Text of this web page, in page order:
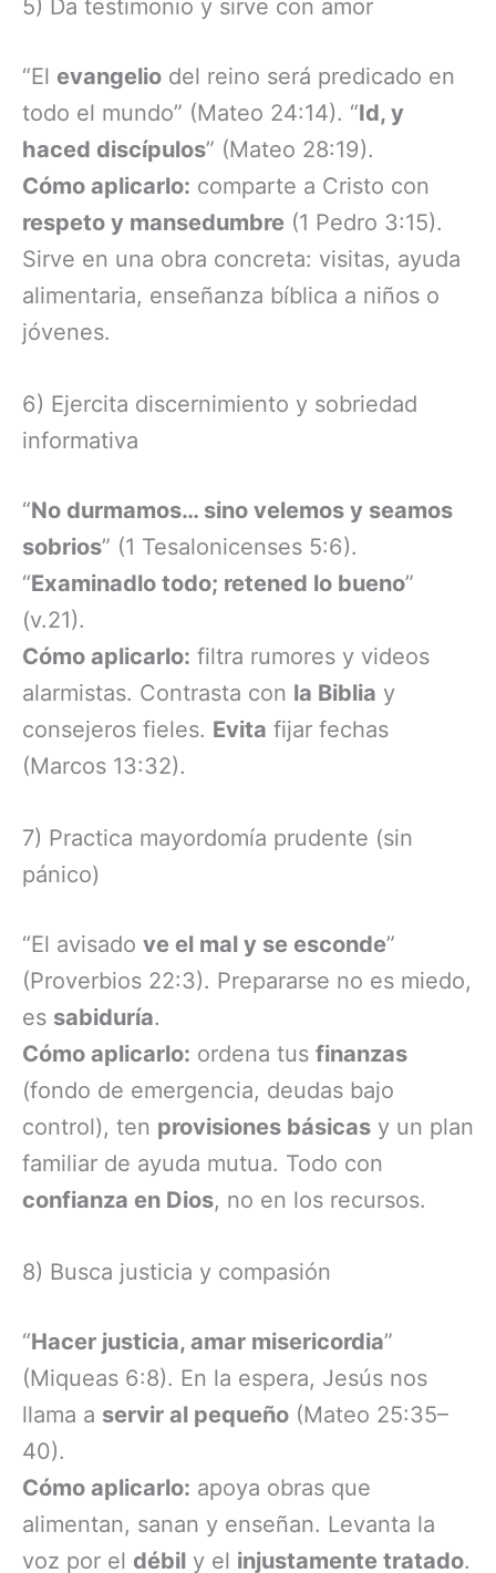
5) Da testimonio y sirve con amor
“El evangelio del reino será predicado en
todo el mundo” (Mateo 24:14). “Id, y
haced discípulos” (Mateo 28:19).
Cómo aplicarlo: comparte a Cristo con
respeto y mansedumbre (1 Pedro 3:15).
Sirve en una obra concreta: visitas, ayuda
alimentaria, enseñanza bíblica a niños o
jóvenes.
6) Ejercita discernimiento y sobriedad
informativa
“No durmamos… sino velemos y seamos
sobrios” (1 Tesalonicenses 5:6).
“Examinadlo todo; retened lo bueno”
(v.21).
Cómo aplicarlo: filtra rumores y videos
alarmistas. Contrasta con la Biblia y
consejeros fieles. Evita fijar fechas
(Marcos 13:32).
7) Practica mayordomía prudente (sin
pánico)
“El avisado ve el mal y se esconde”
(Proverbios 22:3). Prepararse no es miedo,
es sabiduría.
Cómo aplicarlo: ordena tus finanzas
(fondo de emergencia, deudas bajo
control), ten provisiones básicas y un plan
familiar de ayuda mutua. Todo con
confianza en Dios, no en los recursos.
8) Busca justicia y compasión
“Hacer justicia, amar misericordia”
(Miqueas 6:8). En la espera, Jesús nos
llama a servir al pequeño (Mateo 25:35–
40).
Cómo aplicarlo: apoya obras que
alimentan, sanan y enseñan. Levanta la
voz por el débil y el injustamente tratado.